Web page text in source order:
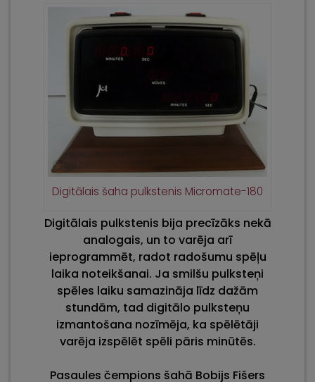
Digitālais šaha pulkstenis Micromate-180
Digitālais pulkstenis bija precīzāks nekā
analogais, un to varēja arī
ieprogrammēt, radot radošumu spēļu
laika noteikšanai. Ja smilšu pulksteņi
spēles laiku samazināja līdz dažām
stundām, tad digitālo pulksteņu
izmantošana nozīmēja, ka spēlētāji
varēja izspēlēt spēli pāris minūtēs.
Pasaules čempions šahā Bobijs Fišers